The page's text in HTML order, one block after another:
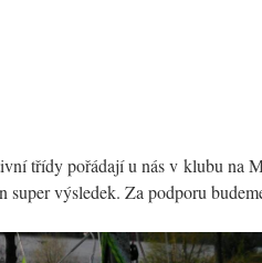
třídy pořádají u nás v klubu na
super výsledek. Za podporu